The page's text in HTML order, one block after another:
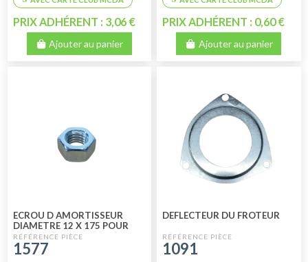
PRIX ADHÉRENT : 3,06 €
Ajouter au panier
PRIX ADHÉRENT : 0,60 €
Ajouter au panier
ECROU D AMORTISSEUR
DIAMETRE 12 X 175 POUR
PLAQUE 1508 ET 1509
1577
DEFLECTEUR DU FROTEUR
1091